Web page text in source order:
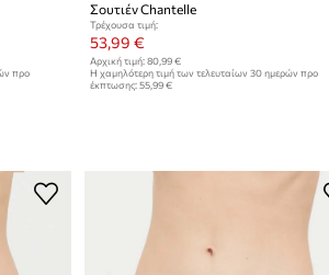
προ
Σουτιέν Chantelle
Τρέχουσα τιμή:
53,99 €
Αρχική τιμή: 80,99 €
Η χαμηλότερη τιμή των τελευταίων 30 ημερών προ
έκπτωσης: 55,99 €